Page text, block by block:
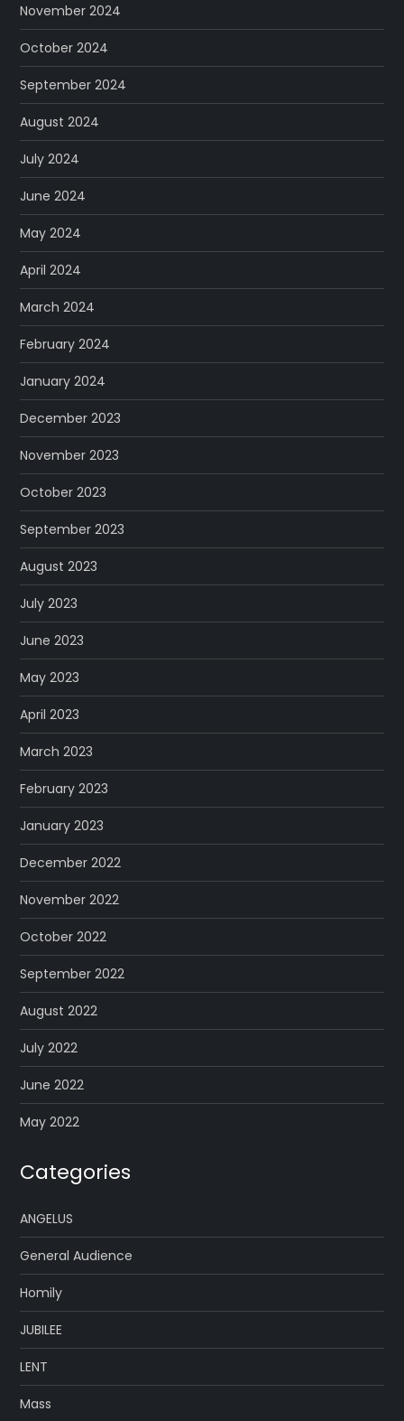
November 2024
October 2024
September 2024
August 2024
July 2024
June 2024
May 2024
April 2024
March 2024
February 2024
January 2024
December 2023
November 2023
October 2023
September 2023
August 2023
July 2023
June 2023
May 2023
April 2023
March 2023
February 2023
January 2023
December 2022
November 2022
October 2022
September 2022
August 2022
July 2022
June 2022
May 2022
Categories
ANGELUS
General Audience
Homily
JUBILEE
LENT
Mass